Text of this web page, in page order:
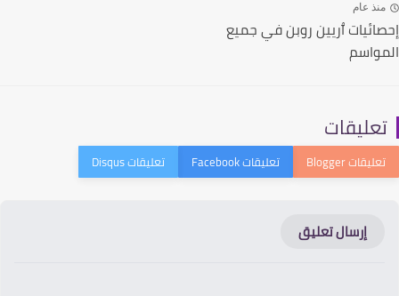
عام
ٱريين روبن في جميع
إرسال تعليق